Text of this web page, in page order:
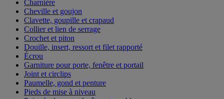
Charnière
Cheville et goujon
Clavette, goupille et crapaud
Collier et lien de serrage
Crochet et piton
Douille, insert, ressort et filet rapporté
Écrou
Garniture pour porte, fenêtre et portail
Joint et circlips
Paumelle, gond et penture
Pieds de mise à niveau